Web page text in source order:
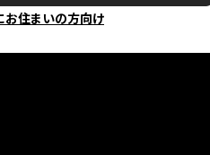
お住まいの方向け